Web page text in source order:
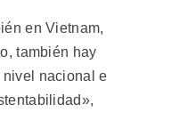
en Vietnam,
también hay
nacional e